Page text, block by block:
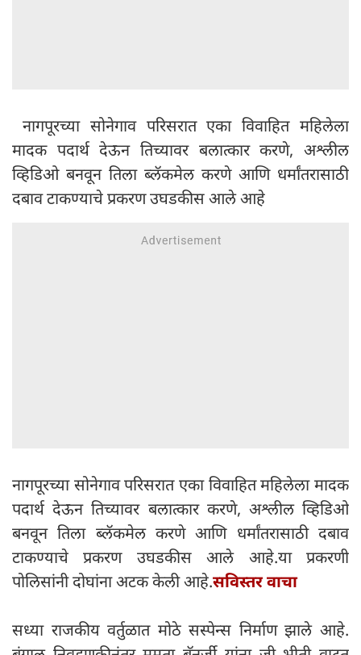
नागपूरच्या सोनेगाव परिसरात एका विवाहित महिलेला
मादक पदार्थ देऊन तिच्यावर बलात्कार करणे, अश्लील
व्हिडिओ बनवून तिला ब्लॅकमेल करणे आणि धर्मांतरासाठी
दबाव टाकण्याचे प्रकरण उघडकीस आले आहे
नागपूरच्या सोनेगाव परिसरात एका विवाहित महिलेला मादक
पदार्थ देऊन तिच्यावर बलात्कार करणे, अश्लील व्हिडिओ
बनवून तिला ब्लॅकमेल करणे आणि धर्मांतरासाठी दबाव
टाकण्याचे प्रकरण उघडकीस आले आहे.या प्रकरणी
पोलिसांनी दोघांना अटक केली आहे.सविस्तर वाचा
सध्या राजकीय वर्तुळात मोठे सस्पेन्स निर्माण झाले आहे.